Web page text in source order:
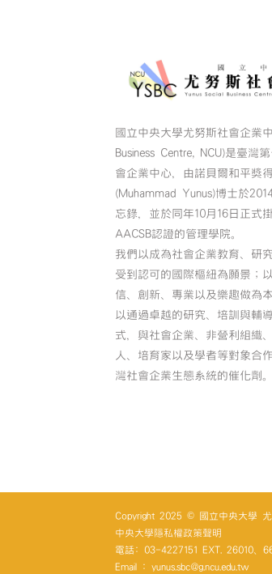
國立中央大學尤努斯社會企業
Business Centre, NCU)是臺灣
會企業中心，由諾貝爾和平獎
(Muhammad Yunus)博士於
忘錄，並於同年10月16日正式
AACSB認證的管理學院。
我們以成為社會企業教育、研
受到認可的國際樞紐為願景；
信、創新、專業以及樂趣做為
以通過卓越的研究、培訓與輔
式，與社會企業、非營利組織
人、培育家以及學者等對象合
灣社會企業生態系統的催化劑。
Copyright 2025 © 國立中央大學 尤
中央大學隱私權政策聲明
電話: 03-4227151 EXT. 26010、
Email : yunus.sbc@g.ncu.edu.tw